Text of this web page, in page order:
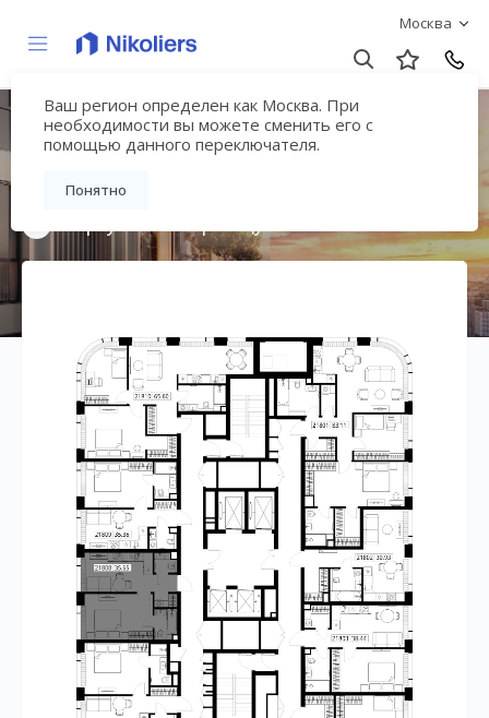
Москва
Ваш регион определен как Москва. При
необходимости вы можете сменить его с
помощью данного переключателя.
Понятно
Мультиквартал
«ВЕЕР»